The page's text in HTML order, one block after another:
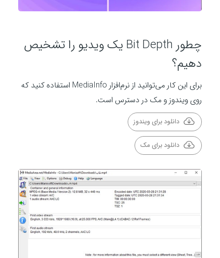
چطور Bit Depth یک ویدیو را تشخیص
دهیم؟
برای این کار می‌توانید از نرم‌افزار MediaInfo استفاده کنید که
روی ویندوز و مک در دسترس است.
دانلود برای ویندوز
دانلود برای مک